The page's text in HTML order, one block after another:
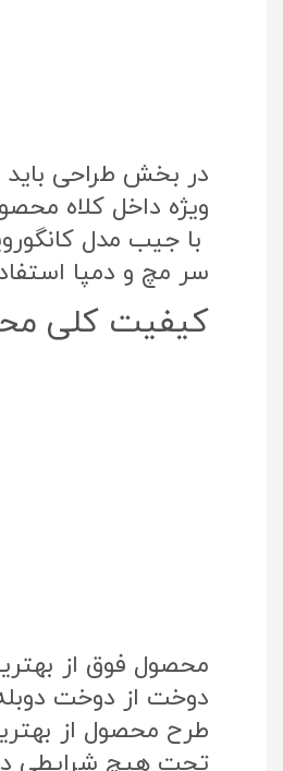
در بخش طراحی
ویژه داخل کلاه
با جیب مدل
سر مچ و دمپا
کیفیت کلی
محصول فوق از
دوخت از دوخت
تحت هیچ شرایطی